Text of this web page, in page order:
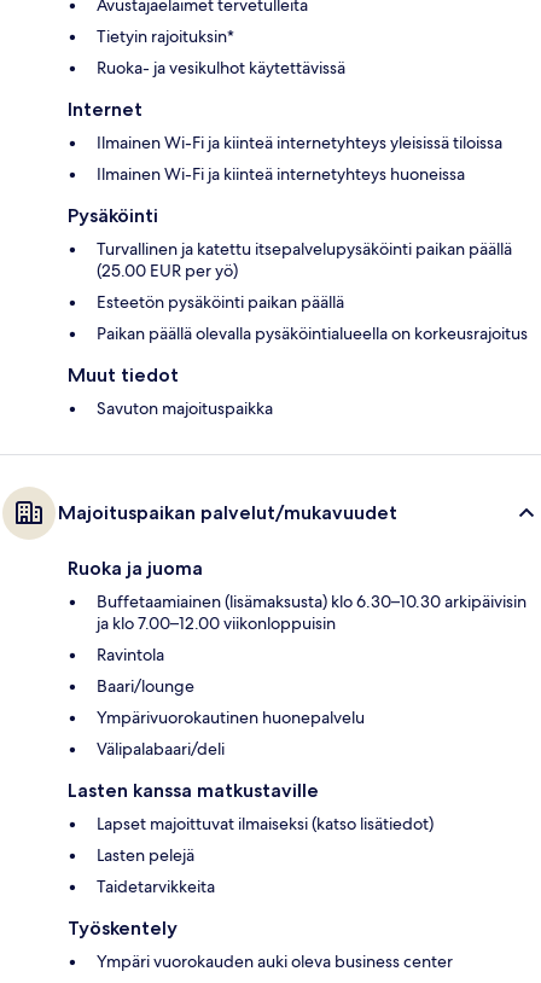
Avustajaeläimet tervetulleita
Tietyin rajoituksin*
Ruoka- ja vesikulhot käytettävissä
Internet
Ilmainen Wi-Fi ja kiinteä internetyhteys yleisissä tiloissa
Ilmainen Wi-Fi ja kiinteä internetyhteys huoneissa
Pysäköinti
Turvallinen ja katettu itsepalvelupysäköinti paikan päällä
(25.00 EUR per yö)
Esteetön pysäköinti paikan päällä
Paikan päällä olevalla pysäköintialueella on korkeusrajoitus
Muut tiedot
Savuton majoituspaikka
Majoituspaikan palvelut/mukavuudet
Ruoka ja juoma
Buffetaamiainen (lisämaksusta) klo 6.30–10.30 arkipäivisin
ja klo 7.00–12.00 viikonloppuisin
Ravintola
Baari/lounge
Ympärivuorokautinen huonepalvelu
Välipalabaari/deli
Lasten kanssa matkustaville
Lapset majoittuvat ilmaiseksi (katso lisätiedot)
Lasten pelejä
Taidetarvikkeita
Työskentely
Ympäri vuorokauden auki oleva business center